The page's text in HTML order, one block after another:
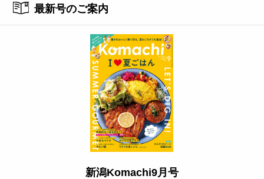
最新号のご案内
新潟Komachi9月号